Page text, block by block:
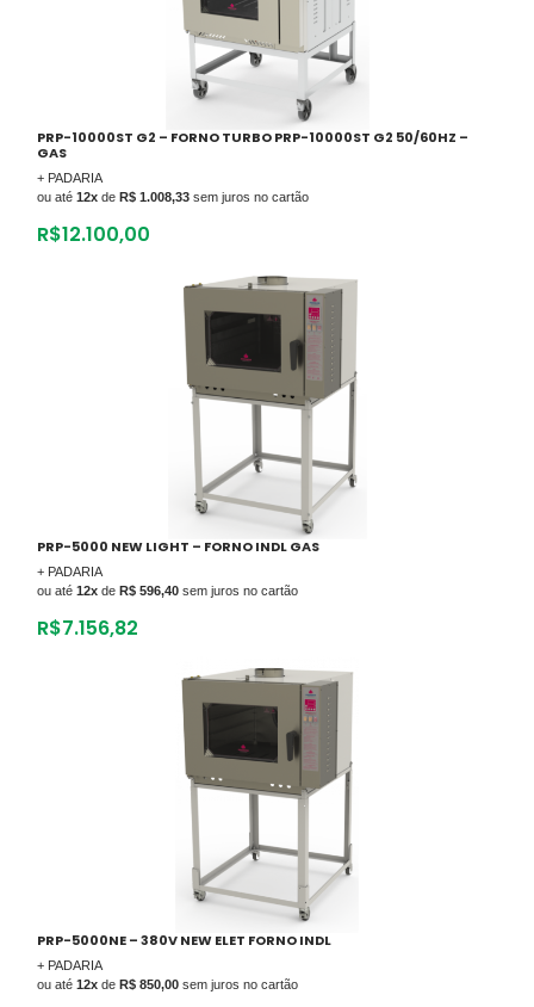
PRP-10000ST G2 – FORNO TURBO PRP-10000ST G2 50/60HZ –
GAS
+ PADARIA
ou até 12x de R$ 1.008,33 sem juros no cartão
R$12.100,00
PRP-5000 NEW LIGHT – FORNO INDL GAS
+ PADARIA
ou até 12x de R$ 596,40 sem juros no cartão
R$7.156,82
PRP-5000NE – 380V NEW ELET FORNO INDL
+ PADARIA
ou até 12x de R$ 850,00 sem juros no cartão